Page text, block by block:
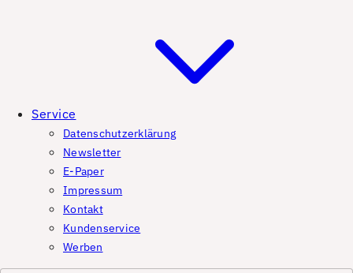
Service
Datenschutzerklärung
Newsletter
E-Paper
Impressum
Kontakt
Kundenservice
Werben